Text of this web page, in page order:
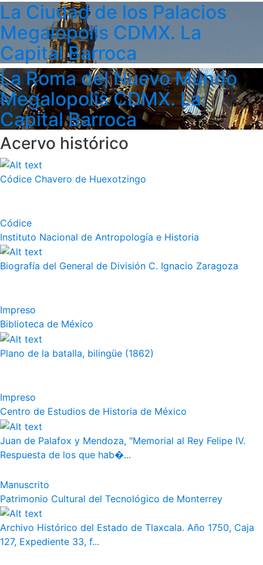
La Ciudad de los Palacios
Megalopolis CDMX. La
Capital Barroca
La Roma del Nuevo Mundo
Megalopolis CDMX. La
Capital Barroca
Acervo histórico
Códice Chavero de Huexotzingo
Códice
Instituto Nacional de Antropología e Historia
Biografía del General de División C. Ignacio Zaragoza
Impreso
Biblioteca de México
Plano de la batalla, bilingüe (1862)
Impreso
Centro de Estudios de Historia de México
Juan de Palafox y Mendoza, "Memorial al Rey Felipe IV.
Respuesta de los que hab�...
Manuscrito
Patrimonio Cultural del Tecnológico de Monterrey
Archivo Histórico del Estado de Tlaxcala. Año 1750, Caja
127, Expediente 33, f...